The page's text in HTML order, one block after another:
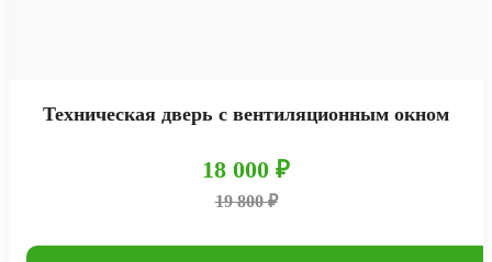
Техническая дверь с вентиляционным окном
18 000 ₽
19 800 ₽